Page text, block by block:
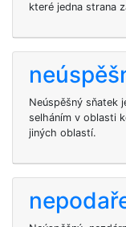
které jedna strana
Neúspěšný sňatek
selháním v oblasti
jiných oblastí.